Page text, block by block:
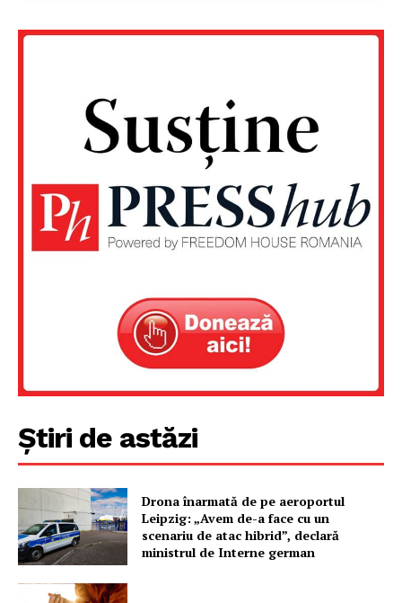
Un proiect
FREEDOM HOUSE ROMÂNIA
PRESShub
Despre noi / Echipa
Proiecte editoriale
Știri de astăzi
Drona înarmată de pe aeroportul
Leipzig: „Avem de-a face cu un
scenariu de atac hibrid”, declară
ministrul de Interne german